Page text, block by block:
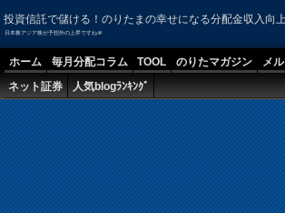
投資信託で儲ける！のりたまの幸せになる分配金収入向
日本株アジア株が予想外の上昇ですね＠
ホーム 毎月分配コラム TOOL のりたマガジン メ
ネット証券
人気blogﾗﾝｷﾝｸﾞ